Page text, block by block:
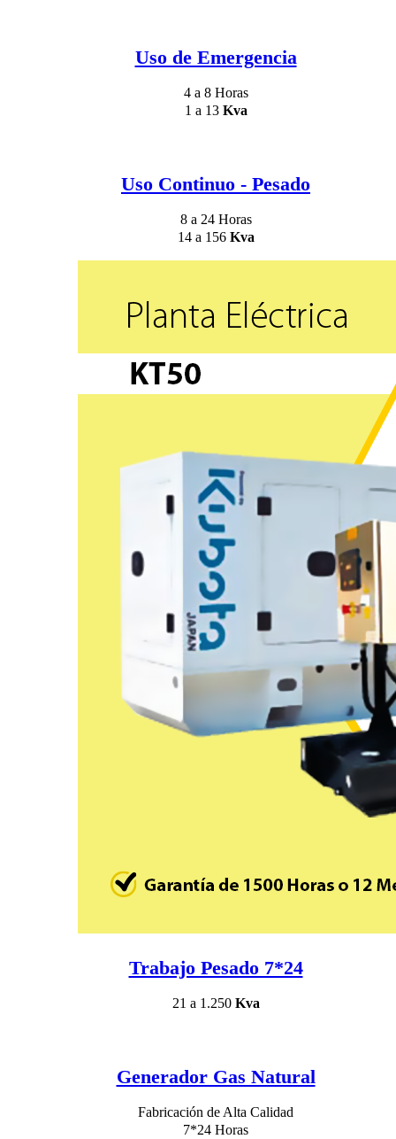
Uso de Emergencia
4 a 8 Horas
1 a 13 Kva
Uso Continuo - Pesado
8 a 24 Horas
14 a 156 Kva
Trabajo Pesado 7*24
21 a 1.250 Kva
Generador Gas Natural
Fabricación de Alta Calidad
7*24 Horas